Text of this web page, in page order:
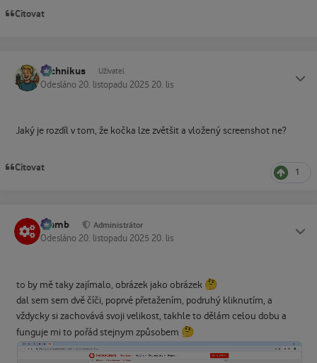
Citovat
Technikus Uživatel
Odesláno 20. listopadu 2025 20. lis
Jaký je rozdíl v tom, že kočka lze zvětšit a vložený screenshot ne?
Citovat 1
Slamb Administrátor
Odesláno 20. listopadu 2025 20. lis
to by mě taky zajímalo, obrázek jako obrázek 🤔
dal sem sem dvě číči, poprvé přetažením, podruhý kliknutím, a
vždycky si zachovává svoji velikost, takhle to dělám celou dobu a
funguje mi to pořád stejnym způsobem 🤔